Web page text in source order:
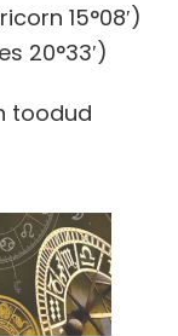
15°08′)
20°33′)
toodud